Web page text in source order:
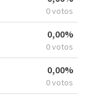
0 votos
0,00%
0 votos
0,00%
0 votos